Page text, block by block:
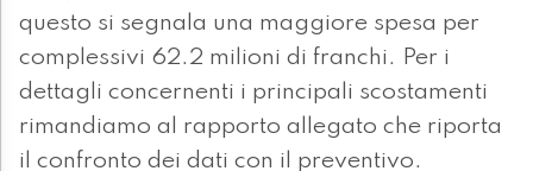
questo si segnala una maggiore spesa per
complessivi 62.2 milioni di franchi. Per i
dettagli concernenti i principali scostamenti
rimandiamo al rapporto allegato che riporta
il confronto dei dati con il preventivo.